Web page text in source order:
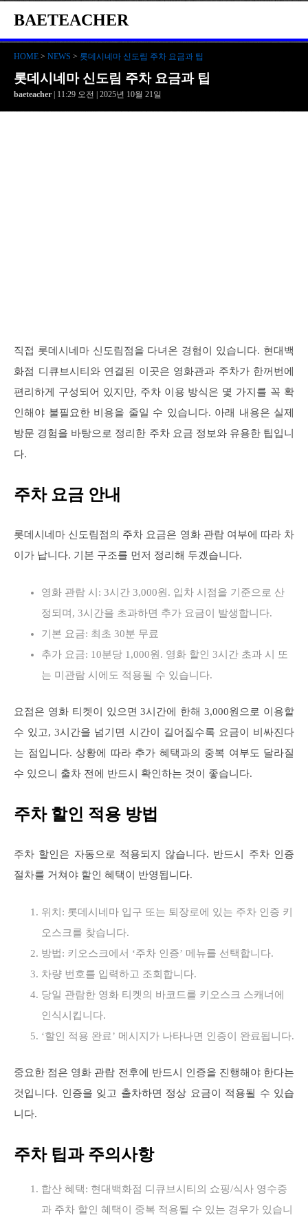
BAETEACHER
HOME > NEWS > 롯데시네마 신도림 주차 요금과 팁
롯데시네마 신도림 주차 요금과 팁
baeteacher | 11:29 오전 | 2025년 10월 21일
직접 롯데시네마 신도림점을 다녀온 경험이 있습니다. 현대백
화점 디큐브시티와 연결된 이곳은 영화관과 주차가 한꺼번에
편리하게 구성되어 있지만, 주차 이용 방식은 몇 가지를 꼭 확
인해야 불필요한 비용을 줄일 수 있습니다. 아래 내용은 실제
방문 경험을 바탕으로 정리한 주차 요금 정보와 유용한 팁입니
다.
주차 요금 안내
롯데시네마 신도림점의 주차 요금은 영화 관람 여부에 따라 차
이가 납니다. 기본 구조를 먼저 정리해 두겠습니다.
영화 관람 시: 3시간 3,000원. 입차 시점을 기준으로 산
정되며, 3시간을 초과하면 추가 요금이 발생합니다.
기본 요금: 최초 30분 무료
추가 요금: 10분당 1,000원. 영화 할인 3시간 초과 시 또
는 미관람 시에도 적용될 수 있습니다.
요점은 영화 티켓이 있으면 3시간에 한해 3,000원으로 이용할
수 있고, 3시간을 넘기면 시간이 길어질수록 요금이 비싸진다
는 점입니다. 상황에 따라 추가 혜택과의 중복 여부도 달라질
수 있으니 출차 전에 반드시 확인하는 것이 좋습니다.
주차 할인 적용 방법
주차 할인은 자동으로 적용되지 않습니다. 반드시 주차 인증
절차를 거쳐야 할인 혜택이 반영됩니다.
위치: 롯데시네마 입구 또는 퇴장로에 있는 주차 인증 키
오스크를 찾습니다.
방법: 키오스크에서 ‘주차 인증’ 메뉴를 선택합니다.
차량 번호를 입력하고 조회합니다.
당일 관람한 영화 티켓의 바코드를 키오스크 스캐너에
인식시킵니다.
‘할인 적용 완료’ 메시지가 나타나면 인증이 완료됩니다.
중요한 점은 영화 관람 전후에 반드시 인증을 진행해야 한다는
것입니다. 인증을 잊고 출차하면 정상 요금이 적용될 수 있습
니다.
주차 팁과 주의사항
합산 혜택: 현대백화점 디큐브시티의 쇼핑/식사 영수증
과 주차 할인 혜택이 중복 적용될 수 있는 경우가 있습니